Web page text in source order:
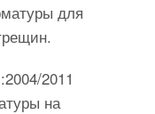
для
2011
на